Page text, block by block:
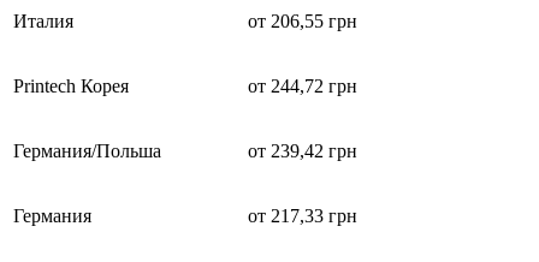
Италия от 206,55 грн
Printech Корея от 244,72 грн
Германия/Польша от 239,42 грн
Германия от 217,33 грн